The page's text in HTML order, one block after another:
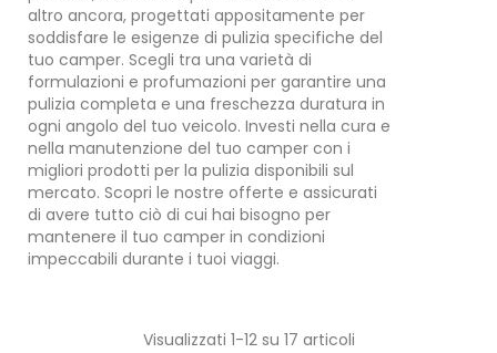
altro ancora, progettati appositamente per
soddisfare le esigenze di pulizia specifiche del
tuo camper. Scegli tra una varietà di
formulazioni e profumazioni per garantire una
pulizia completa e una freschezza duratura in
ogni angolo del tuo veicolo. Investi nella cura e
nella manutenzione del tuo camper con i
migliori prodotti per la pulizia disponibili sul
mercato. Scopri le nostre offerte e assicurati
di avere tutto ciò di cui hai bisogno per
mantenere il tuo camper in condizioni
impeccabili durante i tuoi viaggi.
Visualizzati 1-12 su 17 articoli